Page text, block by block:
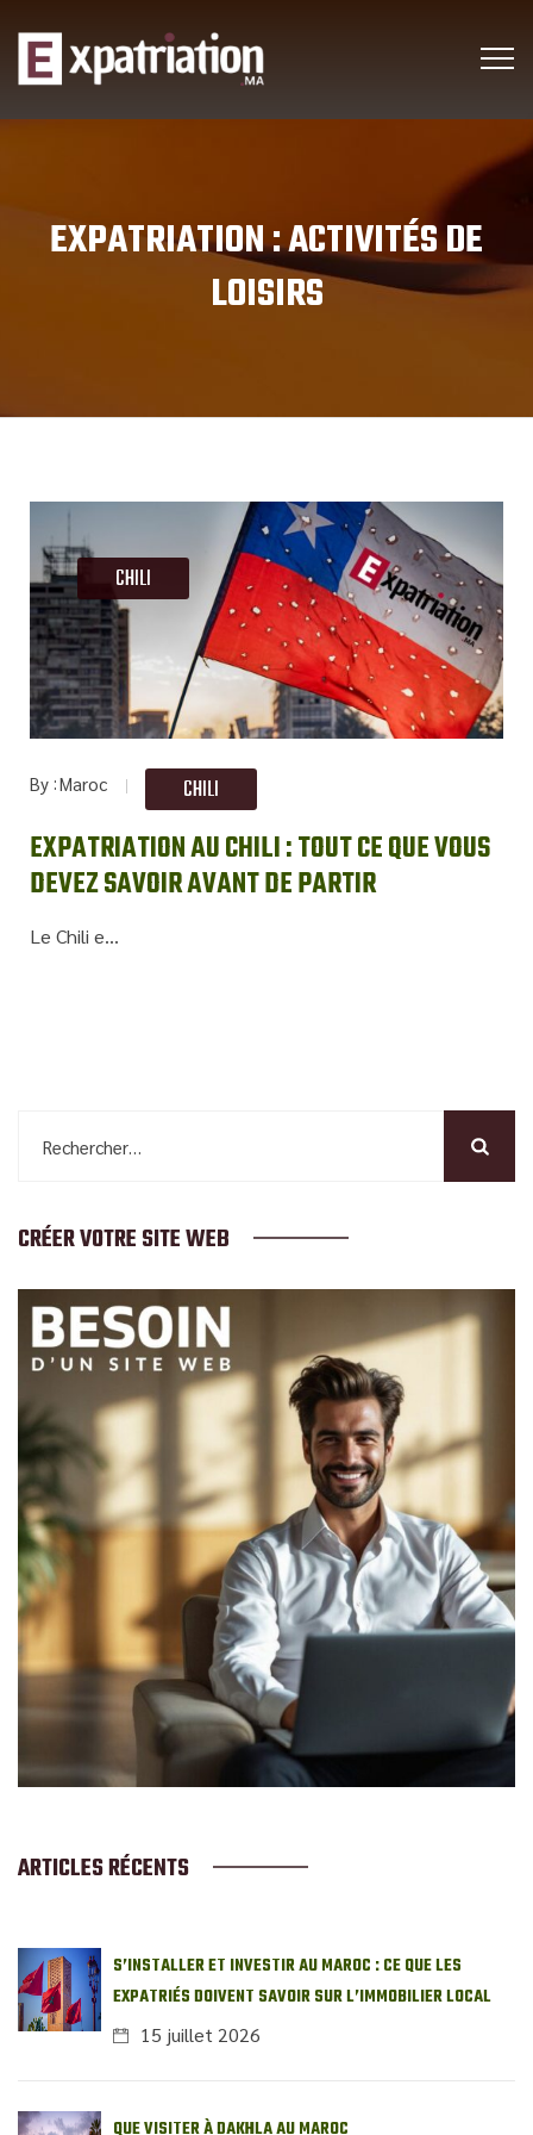
EXPATRIATION :ACTIVITÉS DE
LOISIRS
CHILI
By Maroc CHILI
EXPATRIATION AU CHILI : TOUT CE QUE VOUS
DEVEZ SAVOIR AVANT DE PARTIR
Le Chili e...
CRÉER VOTRE SITE WEB
ARTICLES RÉCENTS
S’INSTALLER ET INVESTIR AU MAROC : CE QUE LES
EXPATRIÉS DOIVENT SAVOIR SUR L’IMMOBILIER LOCAL
15 juillet 2026